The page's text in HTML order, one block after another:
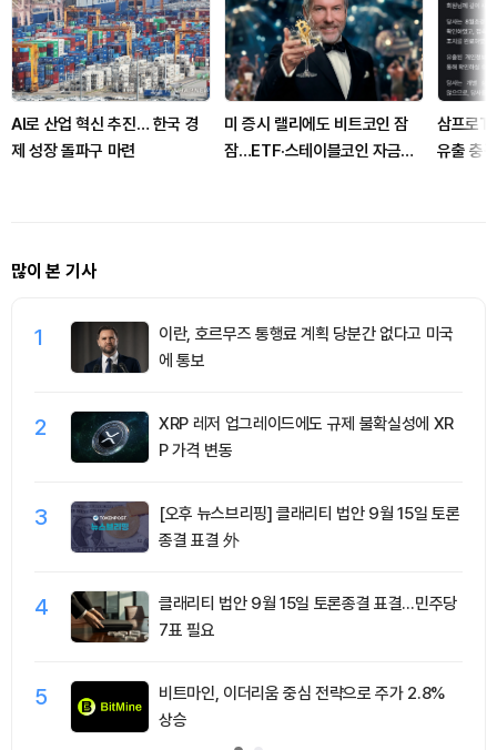
AI로 산업 혁신 추진… 한국 경
제 성장 돌파구 마련
미 증시 랠리에도 비트코인 잠
잠…ETF·스테이블코인 자금이
삼프로
유출 충
많이 본 기사
1
이란, 호르무즈 통행료 계획 당분간 없다고 미국
에 통보
2
XRP 레저 업그레이드에도 규제 불확실성에 XR
P 가격 변동
3
[오후 뉴스브리핑] 클래리티 법안 9월 15일 토론
종결 표결 外
4
클래리티 법안 9월 15일 토론종결 표결…민주당
7표 필요
5
비트마인, 이더리움 중심 전략으로 주가 2.8%
상승